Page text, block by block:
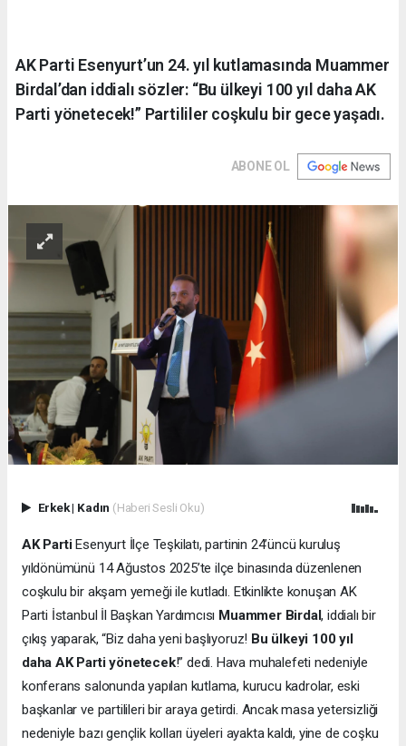
AK Parti Esenyurt’un 24. yıl kutlamasında Muammer
Birdal’dan iddialı sözler: “Bu ülkeyi 100 yıl daha AK
Parti yönetecek!” Partililer coşkulu bir gece yaşadı.
ABONE OL
Erkek| Kadın (Haberi Sesli Oku)
AK PartiEsenyurt İlçe Teşkilatı, partinin 24’üncü kuruluş
yıldönümünü 14 Ağustos 2025’te ilçe binasında düzenlenen
coşkulu bir akşam yemeği ile kutladı. Etkinlikte konuşan AK
Parti İstanbul İl Başkan Yardımcısı Muammer Birdal, iddialı bir
çıkış yaparak, “Biz daha yeni başlıyoruz! Bu ülkeyi 100 yıl
daha AK Parti yönetecek!” dedi. Hava muhalefeti nedeniyle
konferans salonunda yapılan kutlama, kurucu kadrolar, eski
başkanlar ve partilileri bir araya getirdi. Ancak masa yetersizliği
nedeniyle bazı gençlik kolları üyeleri ayakta kaldı, yine de coşku